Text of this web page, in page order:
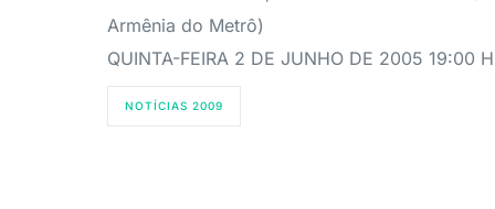
Armênia do Metrô)
QUINTA-FEIRA 2 DE JUNHO DE 2005 19:00
NOTÍCIAS 2009